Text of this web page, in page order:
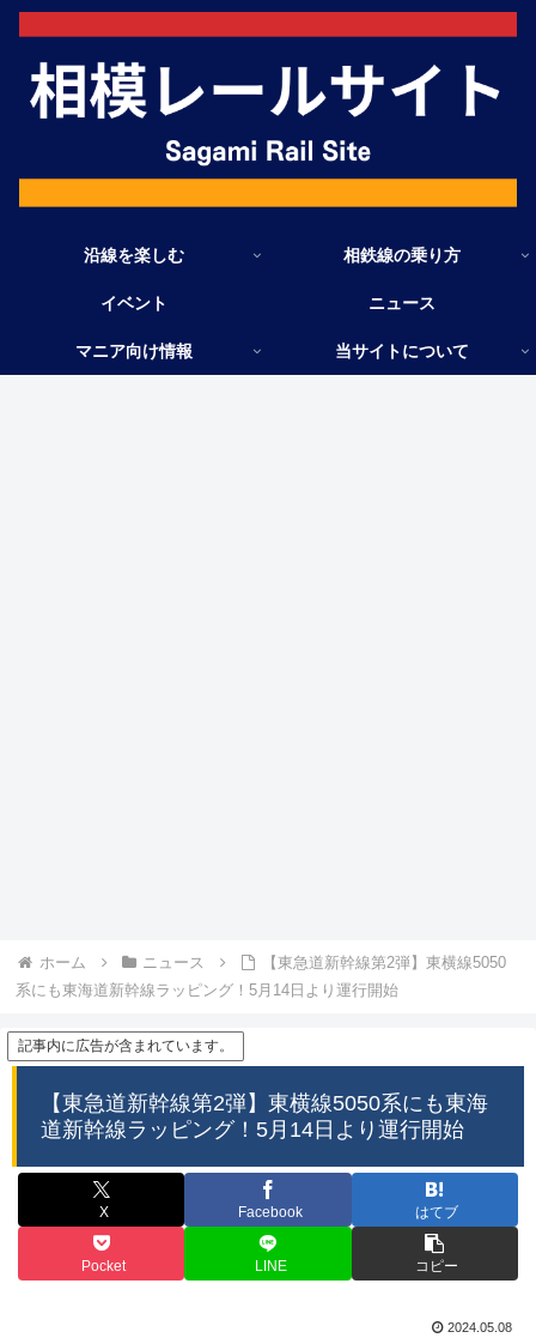
沿線を楽しむ 相鉄線の乗り方
イベント ニュース
マニア向け情報 当サイトについて
ホーム ニュース
【東急道新幹線第2弾】東横線5050
系にも東海道新幹線ラッピング！5月14日より運行開始
記事内に広告が含まれています。
【東急道新幹線第2弾】東横線5050系にも東海
道新幹線ラッピング！5月14日より運行開始
X Facebook はてブ
Pocket LINE コピー
2024.05.08